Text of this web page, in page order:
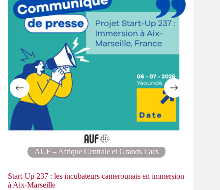
AUF – Afrique Centrale et Grands Lacs
Start-Up 237 : les incubateurs camerounais en immersion
à Aix-Marseille